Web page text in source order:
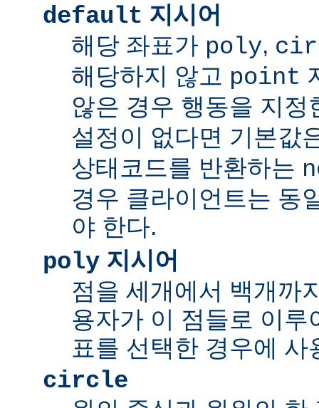
default 지시어
해당 좌표가 poly,
해당하지 않고 point
않은 경우 행동을 지
설정이 없다면 기본값
상태코드를 반환하는
경우 클라이언트는 동
야 한다.
poly 지시어
점을 세개에서 백개까
용자가 이 점들로 이루
표를 선택한 경우에 사
circle